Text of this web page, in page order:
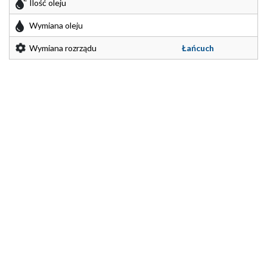
Ilość oleju
Wymiana oleju
Wymiana rozrządu Łańcuch